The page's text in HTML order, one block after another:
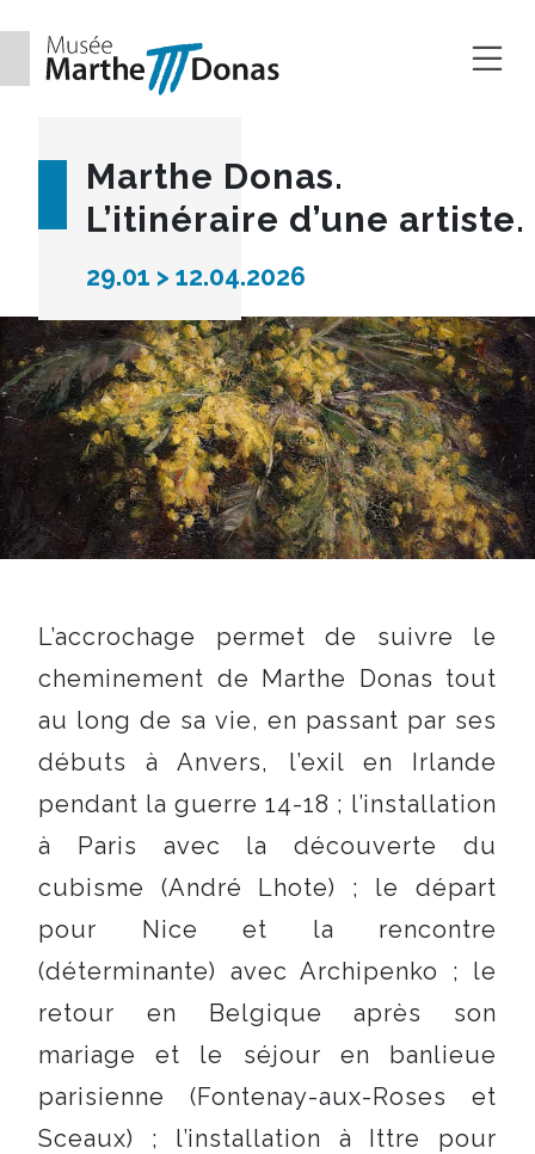
Marthe Donas.
L’itinéraire d’une artiste.
29.01 > 12.04.2026
L’accrochage permet de suivre le
cheminement de Marthe Donas tout
au long de sa vie, en passant par ses
débuts à Anvers, l’exil en Irlande
pendant la guerre 14-18 ; l’installation
à Paris avec la découverte du
cubisme (André Lhote) ; le départ
pour Nice et la rencontre
(déterminante) avec Archipenko ; le
retour en Belgique après son
mariage et le séjour en banlieue
parisienne (Fontenay-aux-Roses et
Sceaux) ; l’installation à Ittre pour